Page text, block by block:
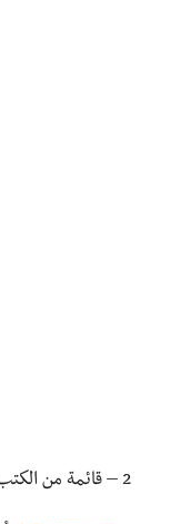
2 – قائمة من الكتب التي تخص هذا المجال: